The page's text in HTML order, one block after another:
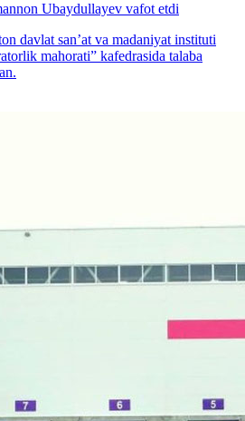
Ubaydullayev vafot etdi
davlat san’at va madaniyat instituti
mahorati” kafedrasida talaba